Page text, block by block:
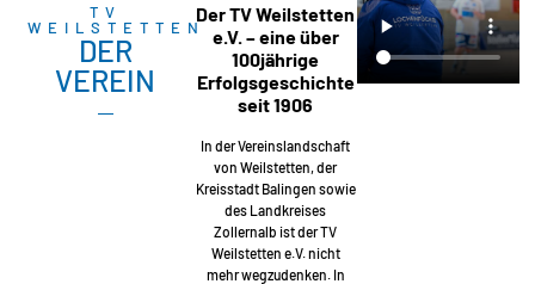
TV
WEILSTETTEN
DER
VEREIN
Der TV Weilstetten
e.V. – eine über
100jährige
Erfolgsgeschichte
seit 1906
In der Vereinslandschaft
von Weilstetten, der
Kreisstadt Balingen sowie
des Landkreises
Zollernalb ist der TV
Weilstetten e.V. nicht
mehr wegzudenken. In